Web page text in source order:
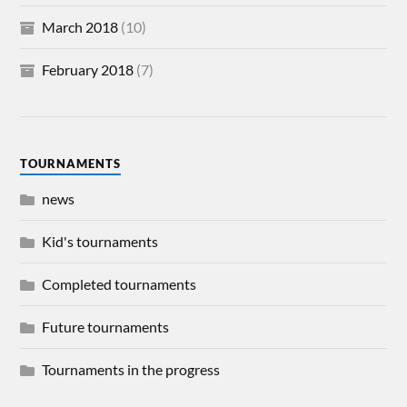
March 2018 (10)
February 2018 (7)
TOURNAMENTS
news
Kid's tournaments
Completed tournaments
Future tournaments
Tournaments in the progress